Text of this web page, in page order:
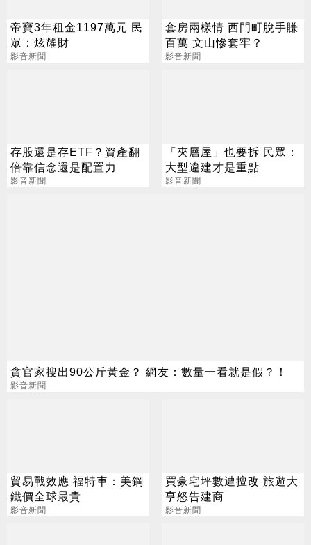
帝寶3年租金1197萬元 民
眾：炫耀財
影音新聞
套房兩樣情 西門町脫手賺
百萬 文山慘套牢？
影音新聞
存股還是存ETF？資產翻
倍靠信念還是配置力
影音新聞
「夾層屋」也要拆 民眾：
大型違建才是重點
影音新聞
貪官家搜出90公斤黃金？ 網友：數量一看就是假？！
影音新聞
貿易戰效應 福特車：美鋼
鐵價全球最貴
影音新聞
買豪宅坪數遭擅改 旅遊大
亨怒告建商
影音新聞